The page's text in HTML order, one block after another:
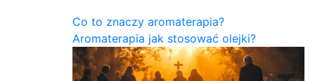
Co to znaczy aromaterapia?
Aromaterapia jak stosować olejki?